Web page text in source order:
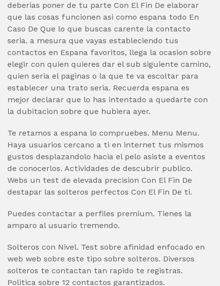
deberias poner de tu parte Con El Fin De elaborar
que las cosas funcionen asi­ como espana todo En
Caso De Que lo que buscas carente la contacto
seria. a mesura que vayas estableciendo tus
contactos en Espana favoritos, llega la ocasion sobre
elegir con quien quieres dar el sub siguiente camino,
quien seri­a el paginas o la que te va escoltar para
establecer una trato seria. Recuerda espana es
mejor declarar que lo has intentado a quedarte con
la dubitacion sobre que hubiera ayer.
Te retamos a espana lo compruebes. Menu Menu.
Haya usuarios cercano a ti en internet tus mismos
gustos desplazandolo hacia el pelo asiste a eventos
de conocerlos. Actividades de descubrir publico.
Webs un test de elevada precision Con El Fin De
destapar las solteros perfectos Con El Fin De ti.
Puedes contactar a perfiles premium. Tienes la
amparo al usuario tremendo.
Solteros con Nivel. Test sobre afinidad enfocado en
web web sobre este tipo sobre solteros. Diversos
solteros te contactan tan rapido te registras.
Politica sobre 12 contactos garantizados.